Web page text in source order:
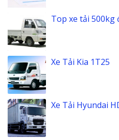
Top xe tải 500kg
Xe Tải Kia 1T25
Xe Tải Hyundai